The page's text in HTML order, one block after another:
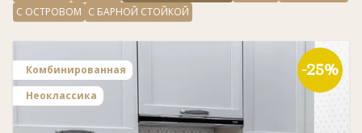
С ОСТРОВОМ С БАРНОЙ СТОЙКОЙ
-25%
Комбинированная
Неоклассика